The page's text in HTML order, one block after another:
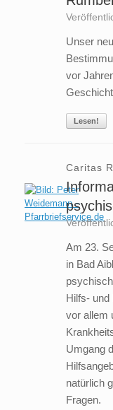
Unser
vor
Lesen!
Caritas
Am 23.
in Bad
Hilfs- und
vor allem
Umgang
natürlich
Fragen.